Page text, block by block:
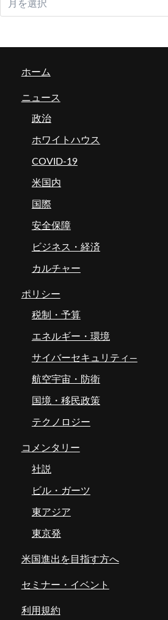
ホーム
ニュース
政治
ホワイトハウス
COVID-19
米国内
国際
安全保障
ビジネス・経済
カルチャー
ポリシー
税制・予算
エネルギー・環境
サイバーセキュリティ―
航空宇宙・防衛
国境・移民政策
テクノロジー
コメンタリー
社説
ビル・ガーツ
東アジア
東京発
米国進出を目指す方へ
セミナー・イベント
利用規約